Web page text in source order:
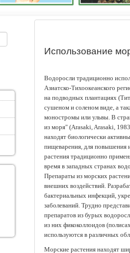
Использование
Водоросли традиционно
Азиатско-Тихоокеанского
на подводных плантациях
сушеном и соленом виде, а
моностромы или ульвы. В
из моря" (Arasaki, Arasaki,
находят биологически
пищеварения, для повышения
растения традиционно
время в западных странах
Препараты из морских
внешних воздействий.
бактериальных инфекций,
заболеваний. Трудно
препаратов из бурых
из них фикоколлоидов
используются в различных
Морские растения находят